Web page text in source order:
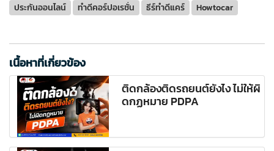
ประกันออนไลน์
ทำดีคอร์ปอเรชั่น ธีร์ทำดีแคร์ Howtocar
เนื้อหาที่เกี่ยวข้อง
ติดกล้องติดรถยนต์ยังไง ไม่ให้ผิ
ดกฏหมาย PDPA